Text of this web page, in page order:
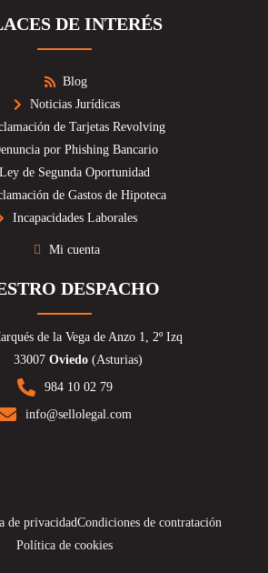
DE INTERÉS
Blog
Noticias Jurídicas
de Tarjetas Revolving
por Phishing Bancario
Ley de Segunda Oportunidad
de Gastos de Hipoteca
Incapacidades Laborales
Mi cuenta
DESPACHO
de la Vega de Anzo 1, 2º Izq
33007 Oviedo (Asturias)
984 10 02 79
info@sellolegal.com
de privacidadCondiciones de contratación
Política de cookies